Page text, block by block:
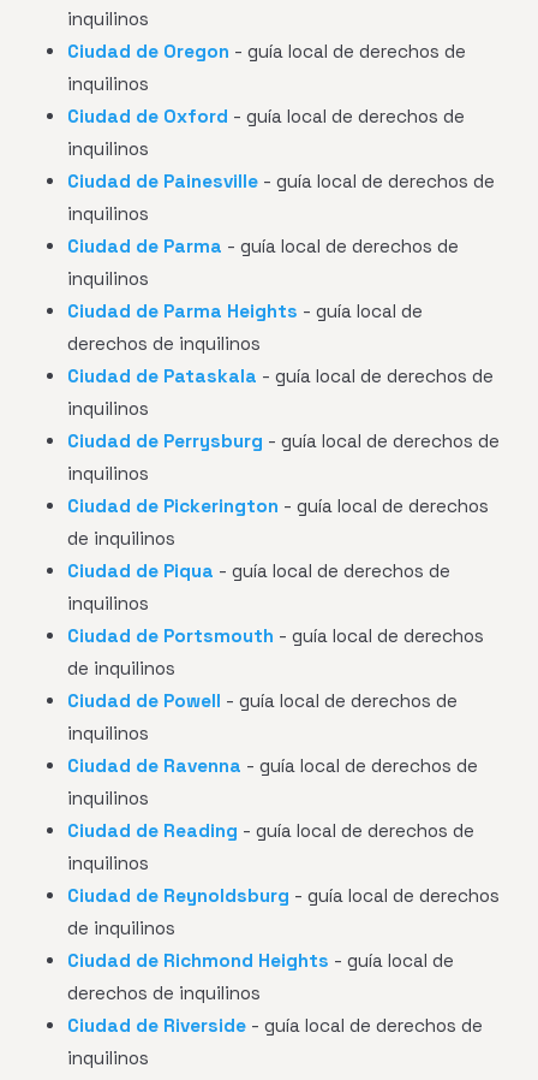
inquilinos
Ciudad de Oregon - guía local de derechos de
inquilinos
Ciudad de Oxford - guía local de derechos de
inquilinos
Ciudad de Painesville - guía local de derechos de
inquilinos
Ciudad de Parma - guía local de derechos de
inquilinos
Ciudad de Parma Heights - guía local de
derechos de inquilinos
Ciudad de Pataskala - guía local de derechos de
inquilinos
Ciudad de Perrysburg - guía local de derechos de
inquilinos
Ciudad de Pickerington - guía local de derechos
de inquilinos
Ciudad de Piqua - guía local de derechos de
inquilinos
Ciudad de Portsmouth - guía local de derechos
de inquilinos
Ciudad de Powell - guía local de derechos de
inquilinos
Ciudad de Ravenna - guía local de derechos de
inquilinos
Ciudad de Reading - guía local de derechos de
inquilinos
Ciudad de Reynoldsburg - guía local de derechos
de inquilinos
Ciudad de Richmond Heights - guía local de
derechos de inquilinos
Ciudad de Riverside - guía local de derechos de
inquilinos